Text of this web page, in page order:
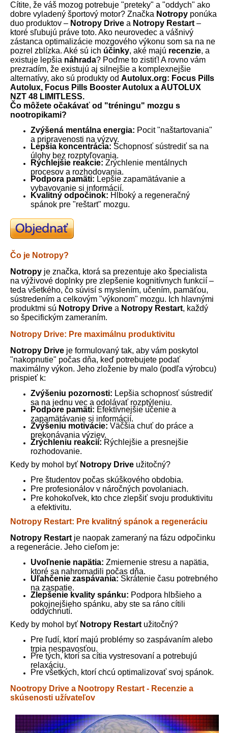
Cítite, že váš mozog potrebuje "preteky" a "oddych" ako
dobre vyladený športový motor? Značka Notropy ponúka
duo produktov – Notropy Drive a Notropy Restart –
ktoré sľubujú práve toto. Ako neurovedec a vášnivý
zástanca optimalizácie mozgového výkonu som sa na ne
pozrel zblízka. Aké sú ich účinky, aké majú recenzie, a
existuje lepšia náhrada? Poďme to zistiť! A rovno vám
prezradím, že existujú aj silnejšie a komplexnejšie
alternatívy, ako sú produkty od Autolux.org: Focus Pills
Autolux, Focus Pills Booster Autolux a AUTOLUX
NZT 48 LIMITLESS.
Čo môžete očakávať od "tréningu" mozgu s
nootropikami?
Zvýšená mentálna energia: Pocit "naštartovania"
a pripravenosti na výzvy.
Lepšia koncentrácia: Schopnosť sústrediť sa na
úlohy bez rozptyľovania.
Rýchlejšie reakcie: Zrýchlenie mentálnych
procesov a rozhodovania.
Podpora pamäti: Lepšie zapamätávanie a
vybavovanie si informácií.
Kvalitný odpočinok: Hlboký a regeneračný
spánok pre "reštart" mozgu.
Čo je Notropy?
Notropy je značka, ktorá sa prezentuje ako špecialista
na výživové doplnky pre zlepšenie kognitívnych funkcií –
teda všetkého, čo súvisí s myslením, učením, pamäťou,
sústredením a celkovým "výkonom" mozgu. Ich hlavnými
produktmi sú Notropy Drive a Notropy Restart, každý
so špecifickým zameraním.
Notropy Drive: Pre maximálnu produktivitu
Notropy Drive je formulovaný tak, aby vám poskytol
"nakopnutie" počas dňa, keď potrebujete podať
maximálny výkon. Jeho zloženie by malo (podľa výrobcu)
prispieť k:
Zvýšeniu pozornosti: Lepšia schopnosť sústrediť
sa na jednu vec a odolávať rozptýleniu.
Podpore pamäti: Efektívnejšie učenie a
zapamätávanie si informácií.
Zvýšeniu motivácie: Väčšia chuť do práce a
prekonávania výziev.
Zrýchleniu reakcií: Rýchlejšie a presnejšie
rozhodovanie.
Kedy by mohol byť Notropy Drive užitočný?
Pre študentov počas skúškového obdobia.
Pre profesionálov v náročných povolaniach.
Pre kohokoľvek, kto chce zlepšiť svoju produktivitu
a efektivitu.
Notropy Restart: Pre kvalitný spánok a regeneráciu
Notropy Restart je naopak zameraný na fázu odpočinku
a regenerácie. Jeho cieľom je:
Uvoľnenie napätia: Zmiernenie stresu a napätia,
ktoré sa nahromadili počas dňa.
Uľahčenie zaspávania: Skrátenie času potrebného
na zaspatie.
Zlepšenie kvality spánku: Podpora hlbšieho a
pokojnejšieho spánku, aby ste sa ráno cítili
oddýchnutí.
Kedy by mohol byť Notropy Restart užitočný?
Pre ľudí, ktorí majú problémy so zaspávaním alebo
trpia nespavosťou.
Pre tých, ktorí sa cítia vystresovaní a potrebujú
relaxáciu.
Pre všetkých, ktorí chcú optimalizovať svoj spánok.
Nootropy Drive a Nootropy Restart - Recenzie a
skúsenosti užívateľov